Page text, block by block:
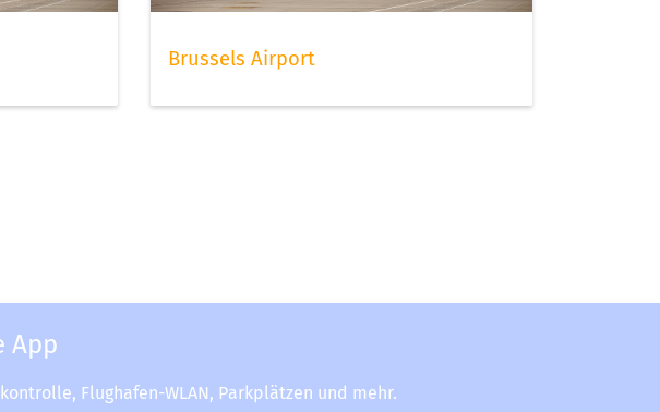
Brussels Airport
App
Flughafen-WLAN, Parkplätzen und mehr.